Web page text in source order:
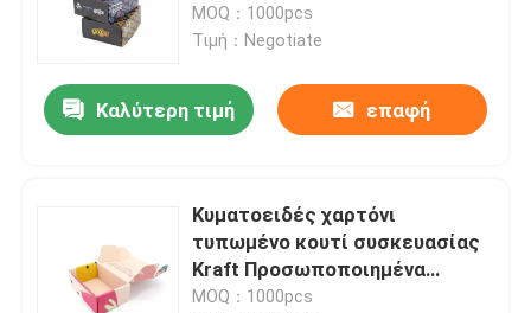
ανακυκλωμένα υλικά σε
ανάγλυφο
MOQ：1000pcs
Τιμή：Negotiate
Καλύτερη τιμή επαφή
Κυματοειδές χαρτόνι
τυπωμένο κουτί συσκευασίας
Kraft Προσωποποιημένα
ταχυδρομικά κουτιά
MOQ：1000pcs